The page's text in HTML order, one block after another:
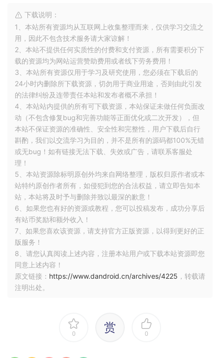
下载说明：
1、本站所有资源均从互联网上收集整理而来，仅供学习交流之
用，因此不包含技术服务请大家谅解！
2、本站不提供任何实质性的付费和支付资源，所有需要积分下
载的资源均为网站运营赞助费用或者线下劳务费用！
3、本站所有资源仅用于学习及研究使用，您必须在下载后的
24小时内删除所下载资源，切勿用于商业用途，否则由此引发
的法律纠纷及连带责任本站和发布者概不承担！
4、本站站内提供的所有可下载资源，本站保证未做任何负面改
动（不包含修复bug和完善功能等正面优化或二次开发），但
本站不保证资源的准确性、安全性和完整性，用户下载后自行
斟酌，我们以交流学习为目的，并不是所有的源码都100%无错
或无bug！如有链接无法下载、失效或广告，请联系客服处
理！
5、本站资源除标明原创外均来自网络整理，版权归原作者或本
站特约原创作者所有，如侵犯到您的合法权益，请立即告知本
站，本站将及时予与删除并致以最深的歉意！
6、如果您也有好的资源或教程，您可以投稿发布，成功分享后
有站币奖励和额外收入！
7、如果您喜欢该资源，请支持官方正版资源，以得到更好的正
版服务！
8、请您认真阅读上述内容，注册本站用户或下载本站资源即您
同意上述内容！
原文链接： https://www.dandroid.cn/archives/4225 ，转载请
注明出处。
0 赏 0